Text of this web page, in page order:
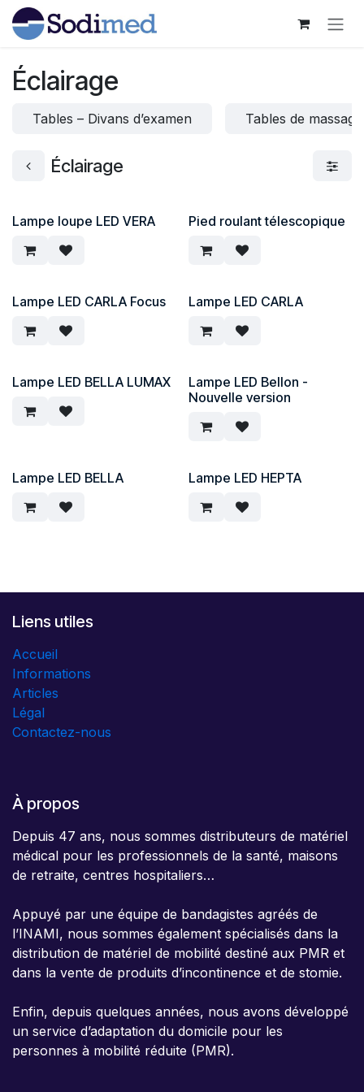
Se rendre au contenu
Éclairage
Tables – Divans d’examen Tables de massage
Éclairage
Lampe loupe LED VERA Pied roulant télescopique
Lampe LED CARLA Focus Lampe LED CARLA
Lampe LED BELLA LUMAX
Lampe LED Bellon -
Nouvelle version
Lampe LED BELLA Lampe LED HEPTA
Liens utiles
Accueil
Informations
Articles
Légal
Contactez-nous
À propos
Depuis 47 ans, nous sommes distributeurs de matériel
médical pour les professionnels de la santé, maisons
de retraite, centres hospitaliers…
Appuyé par une équipe de bandagistes agréés de
l’INAMI, nous sommes également spécialisés dans la
distribution de matériel de mobilité destiné aux PMR et
dans la vente de produits d’incontinence et de stomie.
Enfin, depuis quelques années, nous avons développé
un service d’adaptation du domicile pour les
personnes à mobilité réduite (PMR).